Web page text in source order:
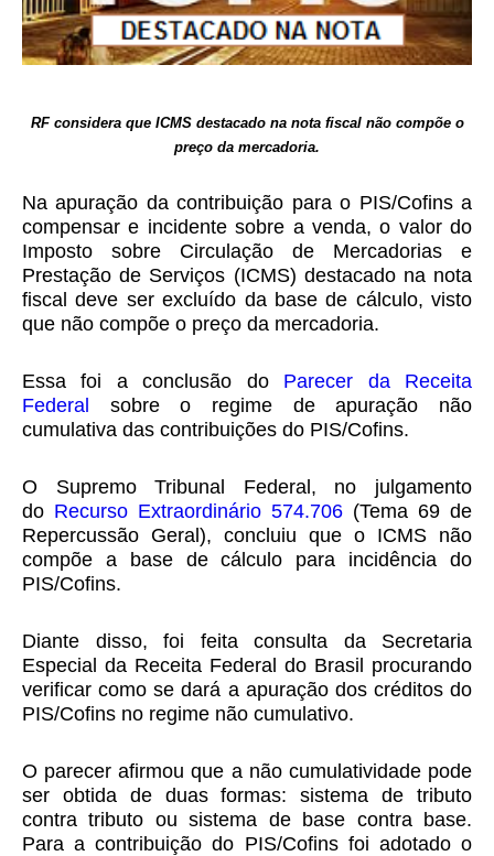
RF considera que ICMS destacado na nota fiscal não compõe o
preço da mercadoria.
Na apuração da contribuição para o PIS/Cofins a
compensar e incidente sobre a venda, o valor do
Imposto sobre Circulação de Mercadorias e
Prestação de Serviços (ICMS) destacado na nota
fiscal deve ser excluído da base de cálculo, visto
que não compõe o preço da mercadoria.
Essa foi a conclusão do Parecer da Receita
Federal
sobre o regime de apuração não
cumulativa das contribuições do PIS/Cofins.
O Supremo Tribunal Federal, no julgamento
do Recurso Extraordinário 574.706 (Tema 69 de
Repercussão Geral), concluiu que o ICMS não
compõe a base de cálculo para incidência do
PIS/Cofins.
Diante disso, foi feita consulta da Secretaria
Especial da Receita Federal do Brasil procurando
verificar como se dará a apuração dos créditos do
PIS/Cofins no regime não cumulativo.
O parecer afirmou que a não cumulatividade pode
ser obtida de duas formas: sistema de tributo
contra tributo ou sistema de base contra base.
Para a contribuição do PIS/Cofins foi adotado o